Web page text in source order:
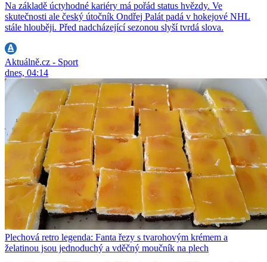
Na základě úctyhodné kariéry má pořád status hvězdy. Ve
skutečnosti ale český útočník Ondřej Palát padá v hokejové NHL
stále hlouběji. Před nadcházející sezonou slyší tvrdá slova.
Aktuálně.cz - Sport
dnes, 04:14
Plechová retro legenda: Fanta řezy s tvarohovým krémem a
želatinou jsou jednoduchý a vděčný moučník na plech